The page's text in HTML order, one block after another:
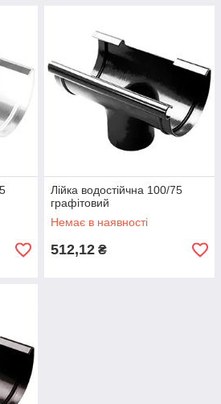
Лійка водостійчна 100/75
графітовий
Немає в наявності
512,12 ₴